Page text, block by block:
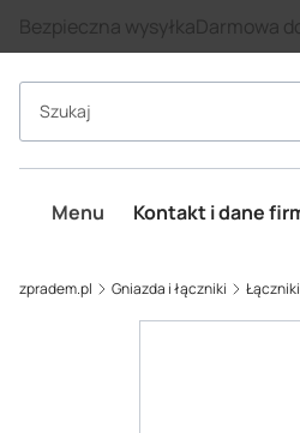
Bezpieczna wysyłkaDarmowa
Menu Kontakt i dane
zpradem.pl Gniazda i łączniki